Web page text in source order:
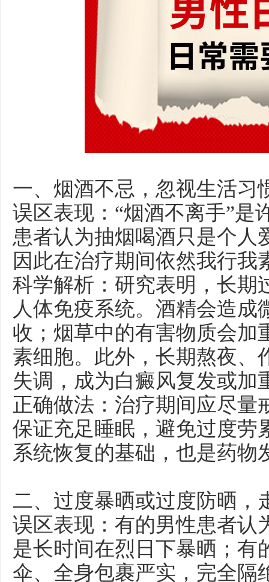
一、烟酒不忌，忽视生活习
误区表现：“烟酒不离手”是
患者认为抽烟喝酒只是个人
因此在治疗期间依然我行我
科学解析：研究表明，长期
人体免疫系统。酒精会造成
收；烟草中的有害物质会加
素细胞。此外，长期熬夜、
失调，成为白癜风复发或加
正确做法：治疗期间应尽量
保证充足睡眠，避免过度劳
系统恢复的基础，也是药物
二、过度暴晒或过度防晒，
误区表现：有的男性患者认
是长时间在烈日下暴晒；有
伞、全身包裹严实，完全隔